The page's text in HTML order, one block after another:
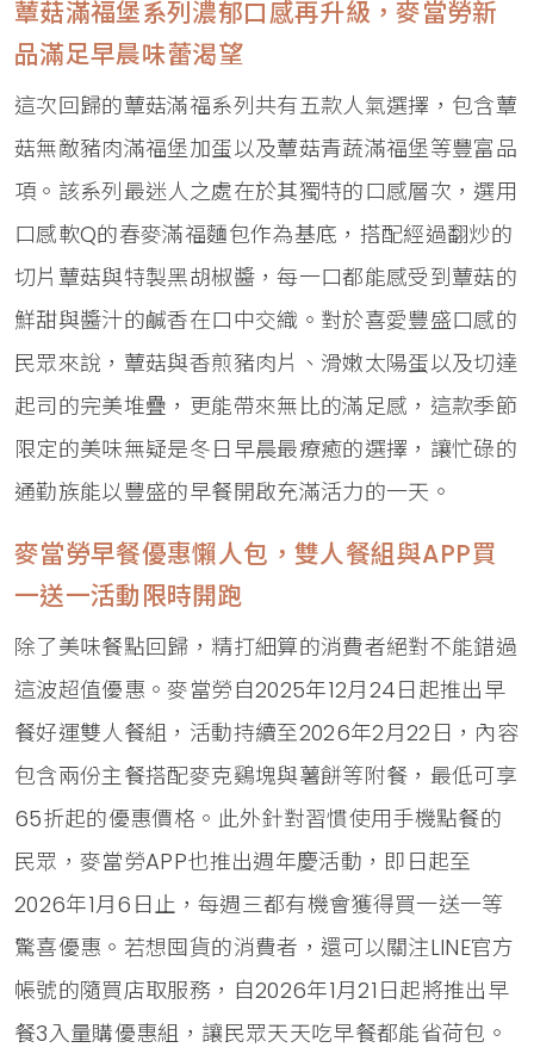
蕈菇滿福堡系列濃郁口感再升級，麥當勞新
品滿足早晨味蕾渴望
這次回歸的蕈菇滿福系列共有五款人氣選擇，包含蕈
菇無敵豬肉滿福堡加蛋以及蕈菇青蔬滿福堡等豐富品
項。該系列最迷人之處在於其獨特的口感層次，選用
口感軟Q的春麥滿福麵包作為基底，搭配經過翻炒的
切片蕈菇與特製黑胡椒醬，每一口都能感受到蕈菇的
鮮甜與醬汁的鹹香在口中交織。對於喜愛豐盛口感的
民眾來說，蕈菇與香煎豬肉片、滑嫩太陽蛋以及切達
起司的完美堆疊，更能帶來無比的滿足感，這款季節
限定的美味無疑是冬日早晨最療癒的選擇，讓忙碌的
通勤族能以豐盛的早餐開啟充滿活力的一天。
麥當勞早餐優惠懶人包，雙人餐組與APP買
一送一活動限時開跑
除了美味餐點回歸，精打細算的消費者絕對不能錯過
這波超值優惠。麥當勞自2025年12月24日起推出早
餐好運雙人餐組，活動持續至2026年2月22日，內容
包含兩份主餐搭配麥克鷄塊與薯餅等附餐，最低可享
65折起的優惠價格。此外針對習慣使用手機點餐的
民眾，麥當勞APP也推出週年慶活動，即日起至
2026年1月6日止，每週三都有機會獲得買一送一等
驚喜優惠。若想囤貨的消費者，還可以關注LINE官方
帳號的隨買店取服務，自2026年1月21日起將推出早
餐3入量購優惠組，讓民眾天天吃早餐都能省荷包。